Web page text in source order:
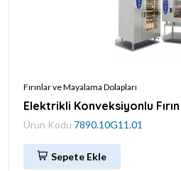
Fırınlar ve Mayalama Dolapları
Elektrikli Konveksiyonlu Fırın
Ürün Kodu 7890.10G11.01
Sepete Ekle